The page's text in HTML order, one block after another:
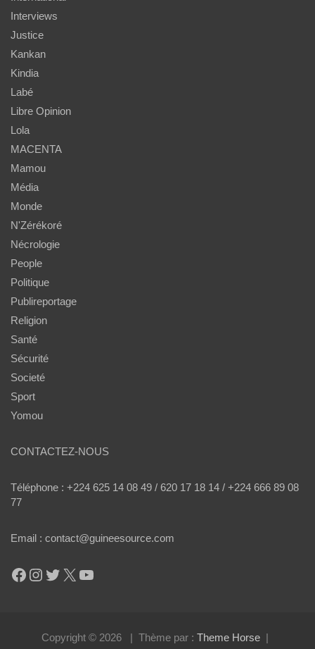
Interviews
Justice
Kankan
Kindia
Labé
Libre Opinion
Lola
MACENTA
Mamou
Média
Monde
N'Zérékoré
Nécrologie
People
Politique
Publireportage
Religion
Santé
Sécurité
Societé
Sport
Yomou
CONTACTEZ-NOUS
Téléphone : +224 625 14 08 49 / 620 17 18 14 / +224 666 89 08
77
Email : contact@guineesource.com
Facebook
Instagram
Twitter
X YouTube
Copyright © 2026 Thème par : Theme Horse